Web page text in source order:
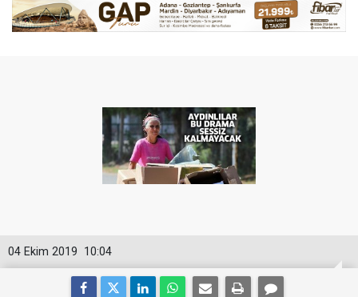
10:04
04 Ekim 2019